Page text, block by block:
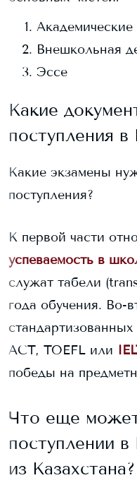
Академические
Внешкольная
Эссе
Какие
поступления в
Какие экзамены
поступления?
К первой части
успеваемость в
служат табели
года обучения. Во-
ACT, TOEFL или
победы на
Что еще
поступлении в
из Казахстана?